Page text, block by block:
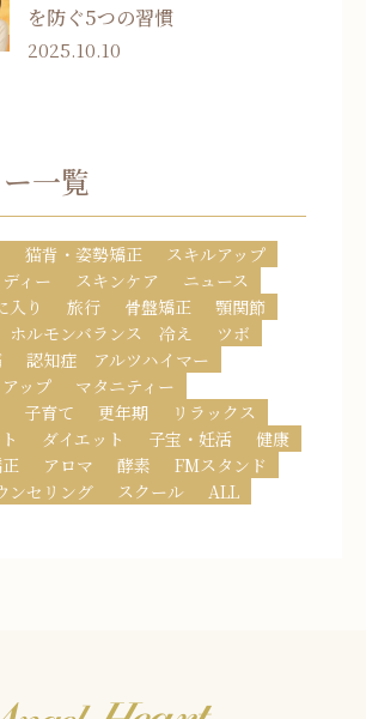
を防ぐ5つの習慣
2025.10.10
一覧
猫背・姿勢矯正
スキルアップ
ィー
スキンケア
ニュース
入り 旅行 骨盤矯正
顎関節
ホルモンバランス 冷え
ツボ
認知症 アルツハイマー
ップ
マタニティー
子育て 更年期
リラックス
ダイエット 子宝・妊活
健康
アロマ 酵素
FMスタンド
ンセリング スクール ALL